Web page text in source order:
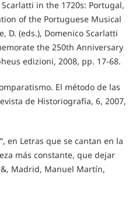
Scarlatti in the 1720s: Portugal,
of the Portuguese Musical
D. (eds.), Domenico Scarlatti
the 250th Anniversary
edizioni, 2008, pp. 17-68.
El método de las
de Historiografía, 6, 2007,
en Letras que se cantan en la
más constante, que dejar
Madrid, Manuel Martín,